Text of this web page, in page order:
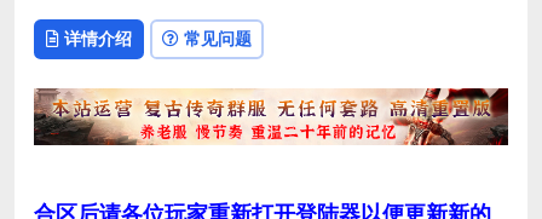
详情介绍 常见问题
合区后请各位玩家重新打开登陆器以便更新新的